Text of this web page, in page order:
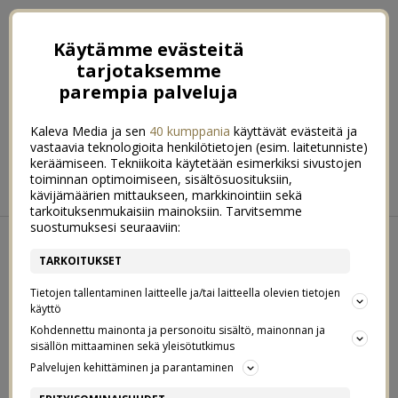
ETUSIVU RUOKA
HYVINVOINTI
KOTI & SISUSTUS
LIFESTYLE
Joulukuuksi tunturin juurelle – miten se on mahdollista?
TORSTAI 21. MARRASKUUN 2024
RAVITSEVA LOUNASSALAATTI – NÄIN
KOKOAT SEN!
Käytämme evästeitä
tarjotaksemme
parempia palveluja
Kaleva Media ja sen 40 kumppania käyttävät evästeitä ja
vastaavia teknologioita henkilötietojen (esim. laitetunniste)
keräämiseen. Tekniikoita käytetään esimerkiksi sivustojen
toiminnan optimoimiseen, sisältösuosituksiin,
kävijämäärien mittaukseen, markkinointiin sekä
tarkoituksenmukaisiin mainoksiin. Tarvitsemme
suostumuksesi seuraaviin:
TARKOITUKSET
Tietojen tallentaminen laitteelle ja/tai laitteella olevien tietojen
käyttö
Kohdennettu mainonta ja personoitu sisältö, mainonnan ja
sisällön mittaaminen sekä yleisötutkimus
Palvelujen kehittäminen ja parantaminen